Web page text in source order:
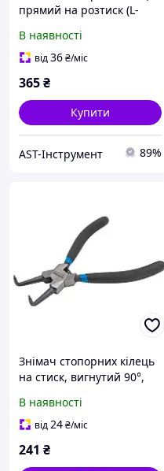
прямий на розтиск (L-
609280SS
В наявності
від36₴/міс
365₴
Купити
AST-Інструмент 89%
Знімач стопорних кілець
на стиск, вигнутий 90°,
609180HB
В наявності
від24₴/міс
241 ₴